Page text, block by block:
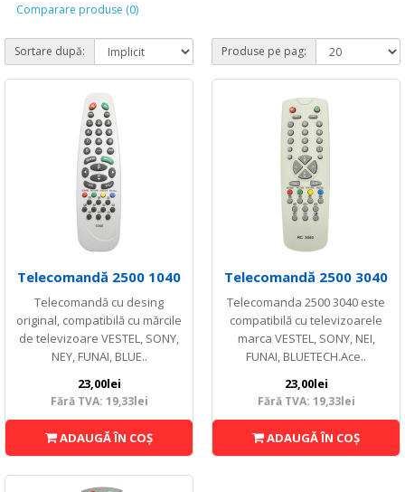
Comparare produse (0)
Sortare după: Produse pe pag:
Telecomandă 2500 1040
Telecomandă cu desing
original, compatibilă cu mărcile
de televizoare VESTEL, SONY,
NEY, FUNAI, BLUE..
23,00lei
Fără TVA: 19,33lei
ADAUGĂ ÎN COŞ
Telecomandă 2500 3040
Telecomanda 2500 3040 este
compatibilă cu televizoarele
marca VESTEL, SONY, NEI,
FUNAI, BLUETECH.Ace..
23,00lei
Fără TVA: 19,33lei
ADAUGĂ ÎN COŞ